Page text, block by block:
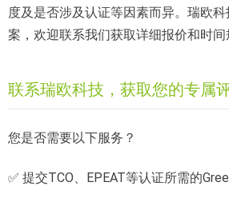
度及是否涉及认证等因素而异。瑞欧
案，欢迎联系我们获取详细报价和时间
联系瑞欧科技，获取您的专属
您是否需要以下服务？
✅ 提交TCO、EPEAT等认证所需的